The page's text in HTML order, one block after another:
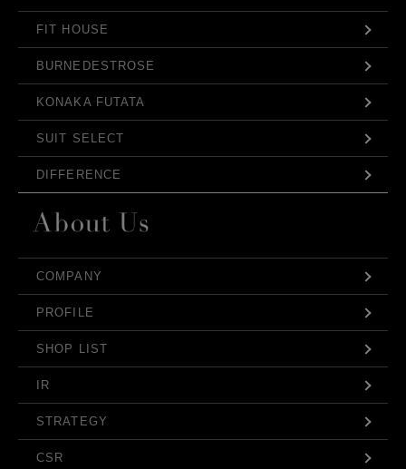
FIT HOUSE
BURNEDESTROSE
KONAKA FUTATA
SUIT SELECT
DIFFERENCE
COMPANY
PROFILE
SHOP LIST
IR
STRATEGY
CSR